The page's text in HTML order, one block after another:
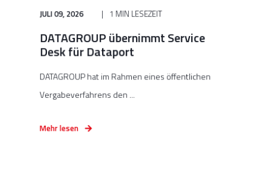
JULI 09, 2026 1 MIN LESEZEIT
DATAGROUP übernimmt Service
Desk für Dataport
DATAGROUP hat im Rahmen eines öffentlichen
Vergabeverfahrens den ...
Mehr lesen